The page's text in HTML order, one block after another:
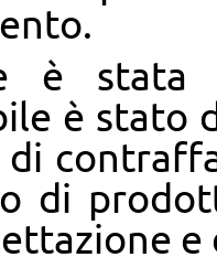
è stata
è stato
di
e